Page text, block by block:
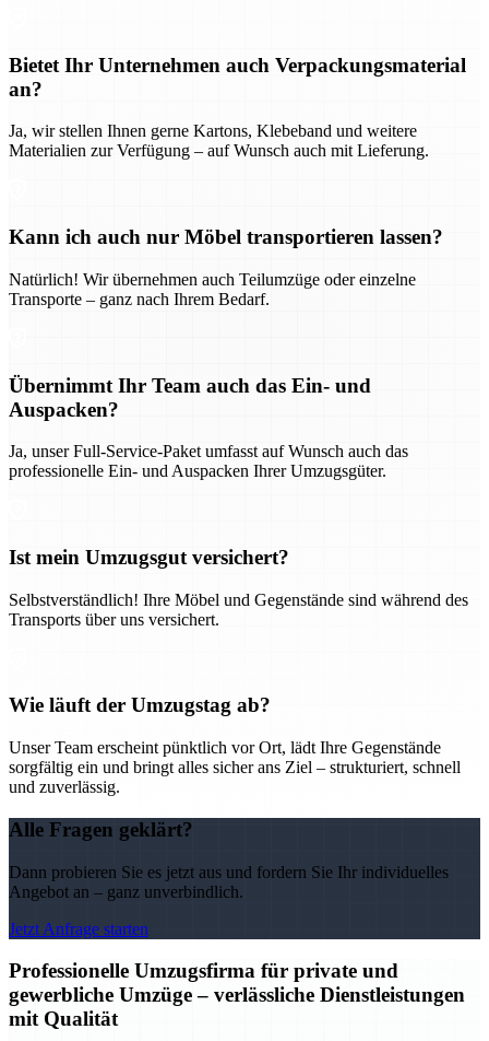
Bietet Ihr Unternehmen auch Verpackungsmaterial
an?
Ja, wir stellen Ihnen gerne Kartons, Klebeband und weitere
Materialien zur Verfügung – auf Wunsch auch mit Lieferung.
Kann ich auch nur Möbel transportieren lassen?
Natürlich! Wir übernehmen auch Teilumzüge oder einzelne
Transporte – ganz nach Ihrem Bedarf.
Übernimmt Ihr Team auch das Ein- und
Auspacken?
Ja, unser Full-Service-Paket umfasst auf Wunsch auch das
professionelle Ein- und Auspacken Ihrer Umzugsgüter.
Ist mein Umzugsgut versichert?
Selbstverständlich! Ihre Möbel und Gegenstände sind während des
Transports über uns versichert.
Wie läuft der Umzugstag ab?
Unser Team erscheint pünktlich vor Ort, lädt Ihre Gegenstände
sorgfältig ein und bringt alles sicher ans Ziel – strukturiert, schnell
und zuverlässig.
Alle Fragen geklärt?
Dann probieren Sie es jetzt aus und fordern Sie Ihr individuelles
Angebot an – ganz unverbindlich.
Jetzt Anfrage starten
Professionelle Umzugsfirma für private und
gewerbliche Umzüge – verlässliche Dienstleistungen
mit Qualität